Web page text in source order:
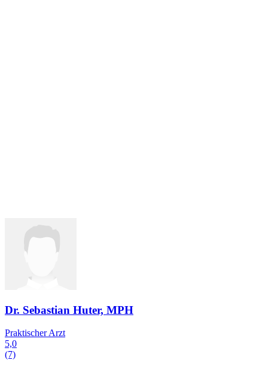
Dr. Sebastian Huter, MPH
Praktischer Arzt
5,0
(7)